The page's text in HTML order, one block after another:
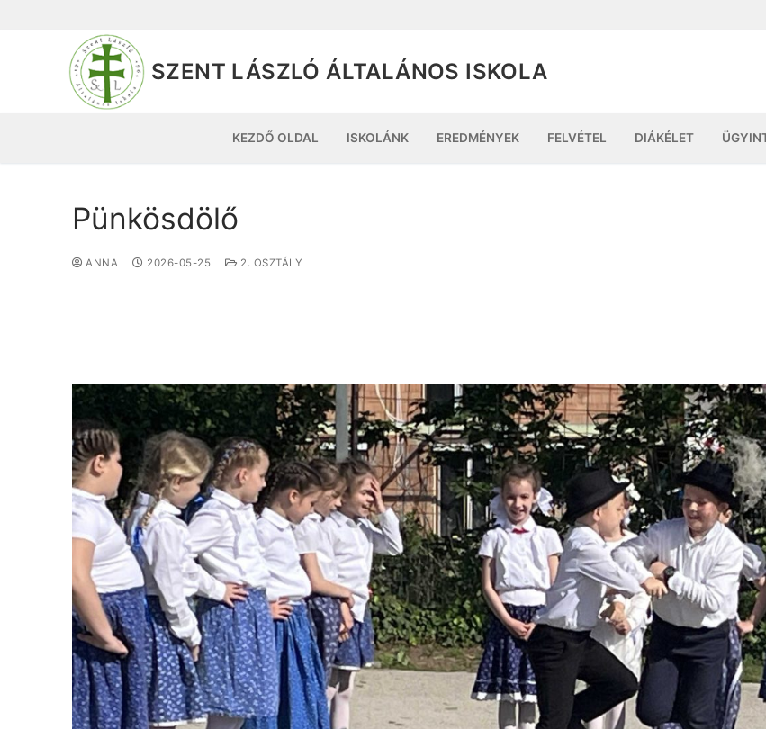
SZENT LÁSZLÓ ÁLTALÁNOS ISKOLA
KEZDŐ OLDAL ISKOLÁNK EREDMÉNYEK FELVÉTEL DIÁKÉLET
Pünkösdölő
ANNA 2026-05-25 2. OSZTÁLY